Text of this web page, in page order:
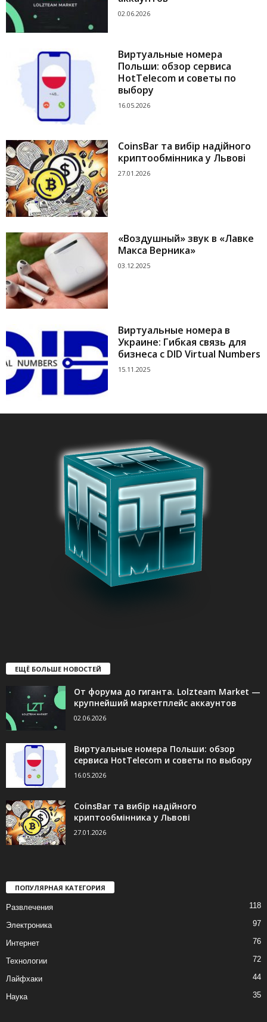
02.06.2026
Виртуальные номера
Польши: обзор сервиса
HotTelecom и советы по
выбору
16.05.2026
CoinsBar та вибір надійного
криптообмінника у Львові
27.01.2026
«Воздушный» звук в «Лавке
Макса Верника»
03.12.2025
Виртуальные номера в
Украине: Гибкая связь для
бизнеса с DID Virtual Numbers
15.11.2025
ЕЩЁ БОЛЬШЕ НОВОСТЕЙ
От форума до гиганта. Lolzteam Market —
крупнейший маркетплейс аккаунтов
02.06.2026
Виртуальные номера Польши: обзор
сервиса HotTelecom и советы по выбору
16.05.2026
CoinsBar та вибір надійного
криптообмінника у Львові
27.01.2026
ПОПУЛЯРНАЯ КАТЕГОРИЯ
Развлечения 118
Электроника 97
Интернет 76
Технологии 72
Лайфхаки 44
Наука 35